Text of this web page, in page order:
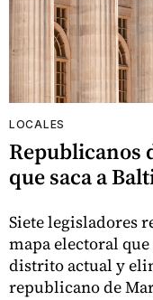
LOCALES
Republicanos
que saca a
Siete legisladores
mapa electoral
distrito actual y
republicano de